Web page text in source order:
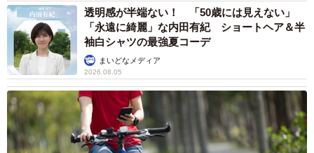
透明感が半端ない！ 「50歳には見えない」
「永遠に綺麗」な内田有紀 ショートヘア＆半
袖白シャツの最強夏コーデ
まいどなメディア
2026.08.05